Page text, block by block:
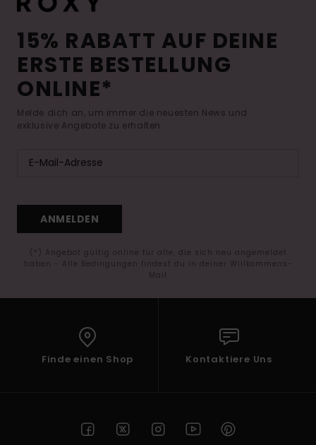
15% RABATT AUF DEINE
ERSTE BESTELLUNG
ONLINE*
Melde dich an, um immer die neuesten News und
exklusive Angebote zu erhalten.
ANMELDEN
(*) Angebot gültig online für alle, die sich neu angemeldet
haben - Alle Bedingungen findest du in deiner Willkommens-
Mail
Finde einen Shop Kontaktiere Uns